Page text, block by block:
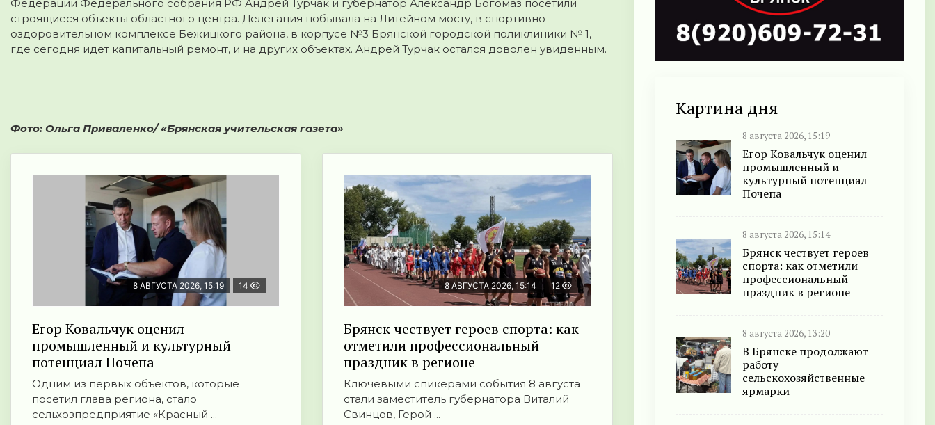
Федерации Федерального собрания РФ Андрей Турчак и губернатор Александр Богомаз посетили
строящиеся объекты областного центра. Делегация побывала на Литейном мосту, в спортивно-
оздоровительном комплексе Бежицкого района, в корпусе №3 Брянской городской поликлиники № 1,
где сегодня идет капитальный ремонт, и на других объектах. Андрей Турчак остался доволен увиденным.
Фото: Ольга Приваленко/ «Брянская учительская газета»
8 АВГУСТА 2026, 15:19 14
Егор Ковальчук оценил
промышленный и культурный
потенциал Почепа
Одним из первых объектов, которые
посетил глава региона, стало
сельхозпредприятие «Красный ...
8 АВГУСТА 2026, 15:14 12
Брянск чествует героев спорта: как
отметили профессиональный
праздник в регионе
Ключевыми спикерами события 8 августа
стали заместитель губернатора Виталий
Свинцов, Герой ...
Картина дня
8 августа 2026, 15:19
Егор Ковальчук оценил
промышленный и
культурный потенциал
Почепа
8 августа 2026, 15:14
Брянск чествует героев
спорта: как отметили
профессиональный
праздник в регионе
8 августа 2026, 13:20
В Брянске продолжают
работу
сельскохозяйственные
ярмарки